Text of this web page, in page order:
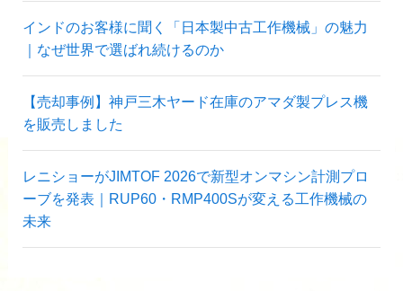
インドのお客様に聞く「日本製中古工作機械」の魅力
｜なぜ世界で選ばれ続けるのか
【売却事例】神戸三木ヤード在庫のアマダ製プレス機
を販売しました
レニショーがJIMTOF 2026で新型オンマシン計測プロ
ーブを発表｜RUP60・RMP400Sが変える工作機械の
未来